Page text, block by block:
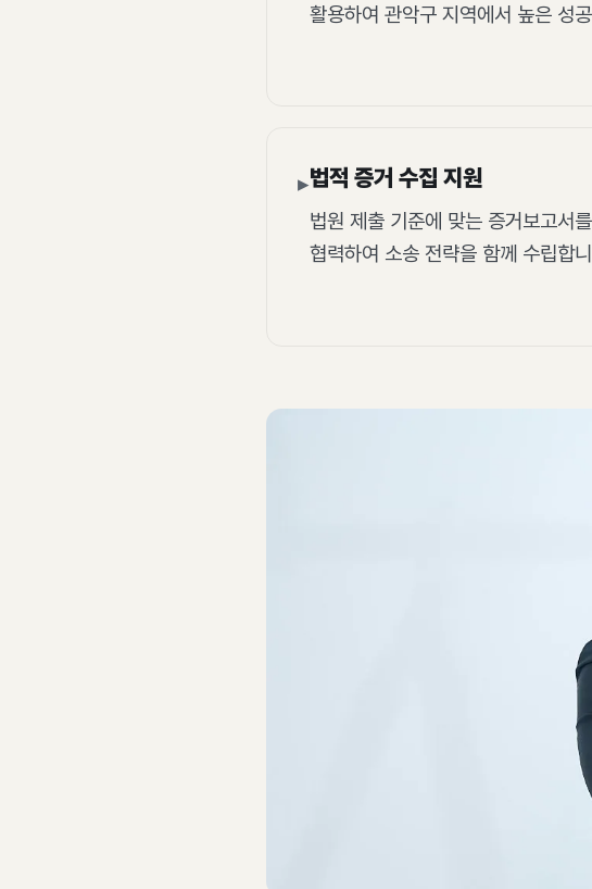
활용하여 관악구 지역에서 높은 성
▸법적 증거 수집 지원
법원 제출 기준에 맞는 증거보고서
협력하여 소송 전략을 함께 수립합